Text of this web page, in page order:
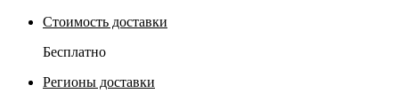
Стоимость доставки
Бесплатно
Регионы доставки